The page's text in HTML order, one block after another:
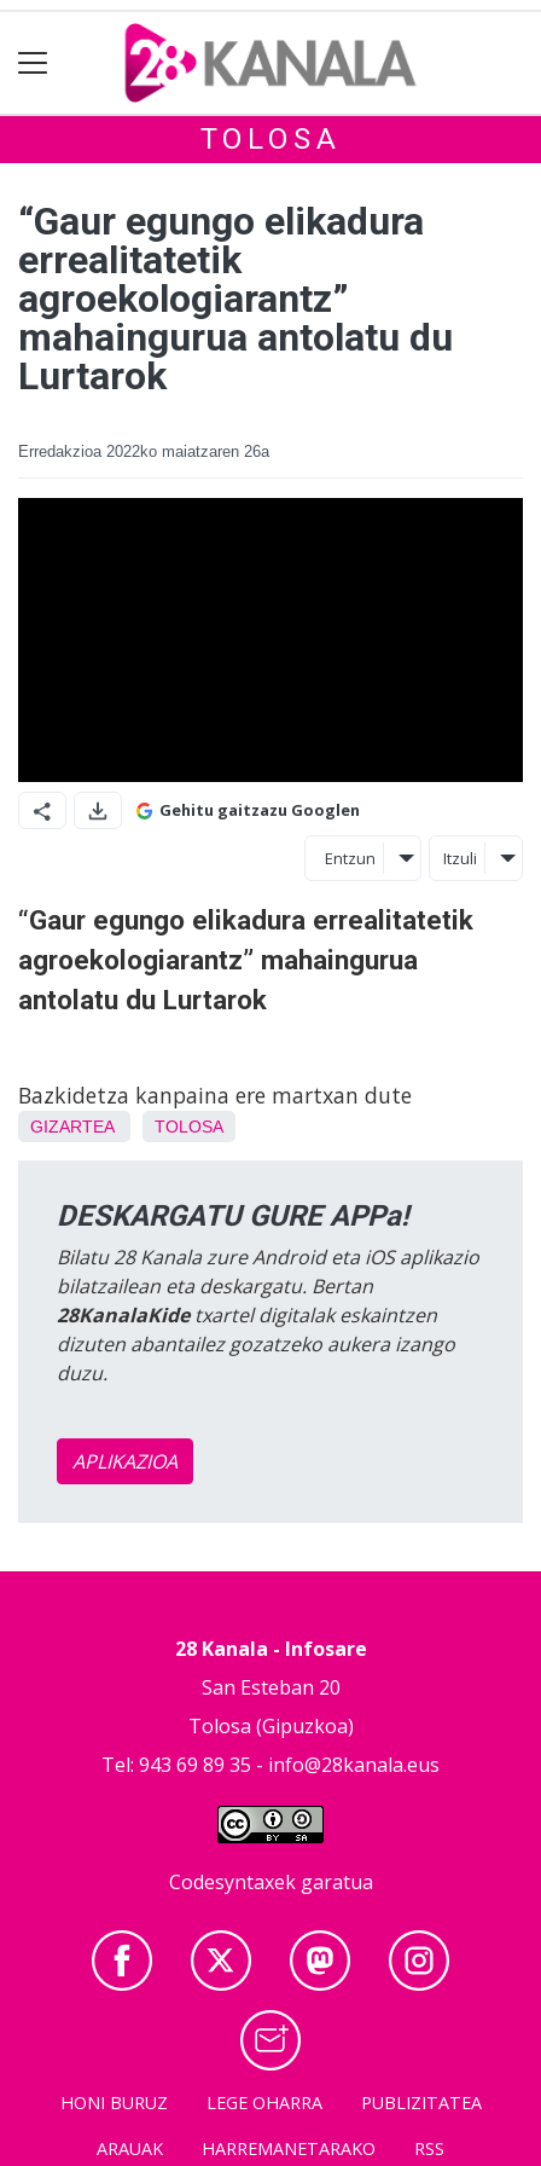
TOLOSA
“Gaur egungo elikadura
errealitatetik
agroekologiarantz”
mahaingurua antolatu du
Lurtarok
Erredakzioa 2022ko maiatzaren 26a
Gehitu gaitzazu Googlen
Entzun Itzuli
“Gaur egungo elikadura errealitatetik
agroekologiarantz” mahaingurua
antolatu du Lurtarok
Bazkidetza kanpaina ere martxan dute
GIZARTEA TOLOSA
DESKARGATU GURE APPa!
Bilatu 28 Kanala zure Android eta iOS aplikazio
bilatzailean eta deskargatu. Bertan
28KanalaKidetxartel digitalak eskaintzen
dizuten abantailez gozatzeko aukera izango
duzu.
APLIKAZIOA
28 Kanala - Infosare
San Esteban 20
Tolosa (Gipuzkoa)
Tel: 943 69 89 35 - info@28kanala.eus
Codesyntaxek garatua
HONI BURUZ LEGE OHARRA
PUBLIZITATEA
ARAUAK
HARREMANETARAKO RSS